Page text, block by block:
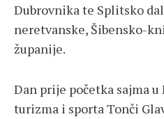
Dubrovnika te Splitsko
neretvanske, Šibensko-
županije.
Dan prije početka sajma
turizma i sporta Tonči